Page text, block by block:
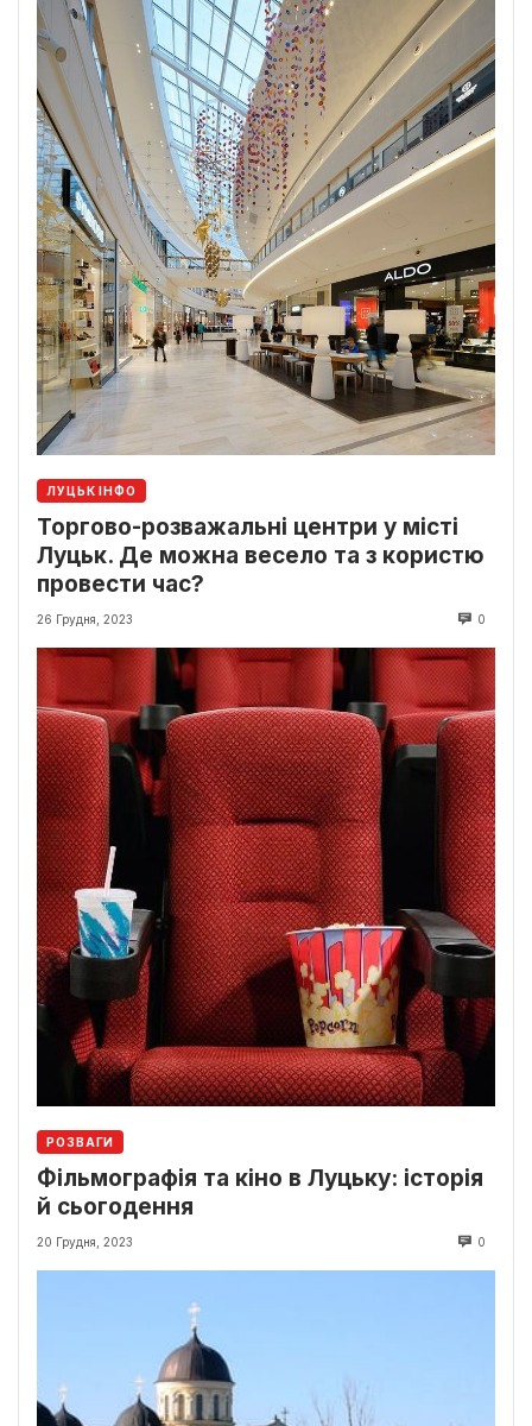
ЛУЦЬК ІНФО
Торгово-розважальні центри у місті
Луцьк. Де можна весело та з користю
провести час?
26 Грудня, 2023 0
РОЗВАГИ
Фільмографія та кіно в Луцьку: історія
й сьогодення
20 Грудня, 2023 0